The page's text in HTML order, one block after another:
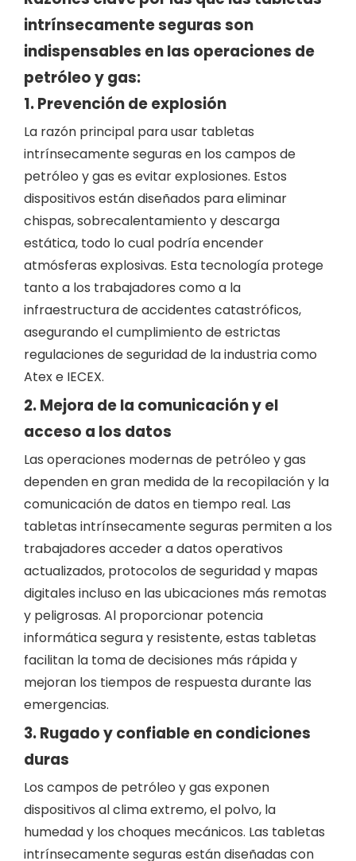
intrínsecamente seguras son
indispensables en las operaciones de
petróleo y gas:
1. Prevención de explosión
La razón principal para usar tabletas
intrínsecamente seguras en los campos de
petróleo y gas es evitar explosiones. Estos
dispositivos están diseñados para eliminar
chispas, sobrecalentamiento y descarga
estática, todo lo cual podría encender
atmósferas explosivas. Esta tecnología protege
tanto a los trabajadores como a la
infraestructura de accidentes catastróficos,
asegurando el cumplimiento de estrictas
regulaciones de seguridad de la industria como
Atex e IECEX.
2. Mejora de la comunicación y el
acceso a los datos
Las operaciones modernas de petróleo y gas
dependen en gran medida de la recopilación y la
comunicación de datos en tiempo real. Las
tabletas intrínsecamente seguras permiten a los
trabajadores acceder a datos operativos
actualizados, protocolos de seguridad y mapas
digitales incluso en las ubicaciones más remotas
y peligrosas. Al proporcionar potencia
informática segura y resistente, estas tabletas
facilitan la toma de decisiones más rápida y
mejoran los tiempos de respuesta durante las
emergencias.
3. Rugado y confiable en condiciones
duras
Los campos de petróleo y gas exponen
dispositivos al clima extremo, el polvo, la
humedad y los choques mecánicos. Las tabletas
intrínsecamente seguras están diseñadas con